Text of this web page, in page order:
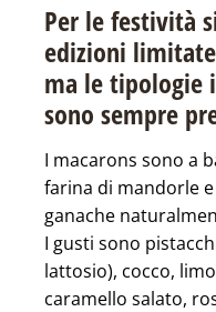
Per le festività
edizioni
ma le tipologie
sono sempre
I macarons sono a
farina di mandorle
ganache
I gusti sono
lattosio), cocco,
caramello salato,